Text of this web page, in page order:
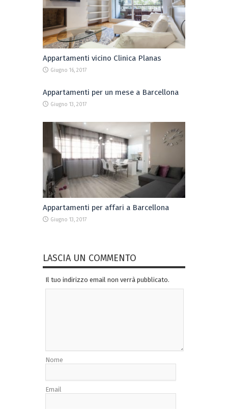
Appartamenti vicino Clinica Planas
Giugno 16, 2017
Appartamenti per un mese a Barcellona
Giugno 13, 2017
Appartamenti per affari a Barcellona
Giugno 13, 2017
LASCIA UN COMMENTO
Il tuo indirizzo email non verrà pubblicato.
Nome
Email